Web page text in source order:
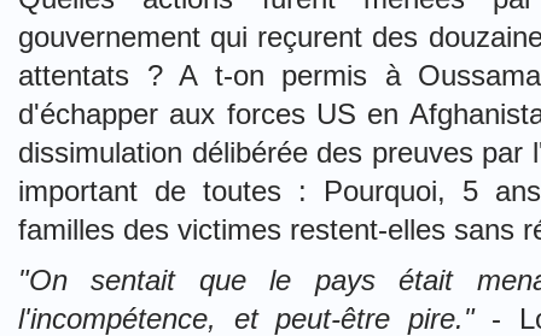
gouvernement qui reçurent des
attentats ? A t-on permis à
d'échapper aux forces US en
dissimulation délibérée des preuves
important de toutes : Pourquoi, 5
familles des victimes restent-elles sans
"On sentait que le pays était
l'incompétence, et peut-être pire."-